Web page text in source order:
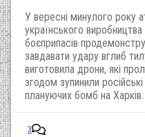
У вересні минулого року
українського
боєприпасів
завдавати удару вглиб
виготовила дрони, які
згодом зупинили
плануючих бомб на Харків.
3